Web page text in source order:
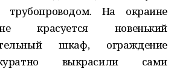
трубопроводом. На окраине
красуется новенький
шкаф, ограждение
выкрасили сами